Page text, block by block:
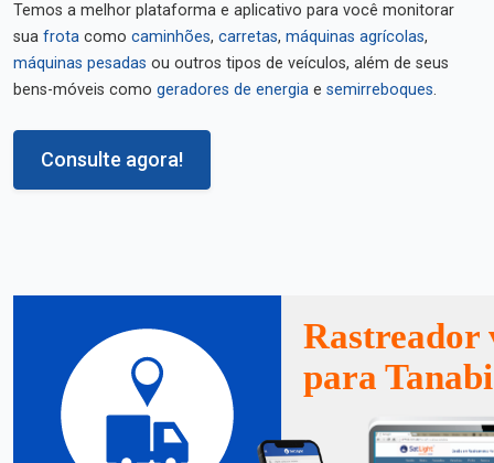
Temos a melhor plataforma e aplicativo para você monitorar
sua frota como caminhões, carretas, máquinas agrícolas,
máquinas pesadas ou outros tipos de veículos, além de seus
bens-móveis como geradores de energia e semirreboques.
Consulte agora!
Rastreador
para Tanabi